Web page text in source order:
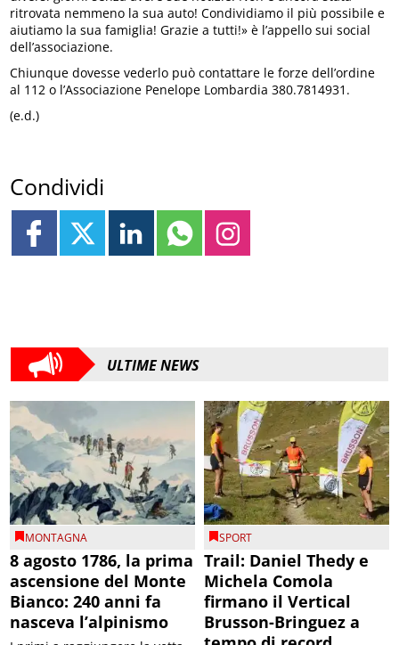
ritrovata nemmeno la sua auto! Condividiamo il più possibile e
aiutiamo la sua famiglia! Grazie a tutti!» è l’appello sui social
dell’associazione.
Chiunque dovesse vederlo può contattare le forze dell’ordine
al 112 o l’Associazione Penelope Lombardia 380.7814931.
(e.d.)
Condividi
ULTIME NEWS
MONTAGNA
8 agosto 1786, la prima
ascensione del Monte
Bianco: 240 anni fa
nasceva l’alpinismo
SPORT
Trail: Daniel Thedy e
Michela Comola
firmano il Vertical
Brusson-Bringuez a